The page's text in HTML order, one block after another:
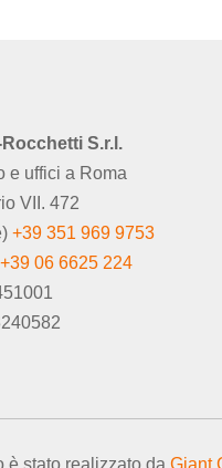
S.r.l.
e uffici a Roma
VII. 472
+39 351 969 9753
+39 06 6625 224
è stato realizzato daGiant